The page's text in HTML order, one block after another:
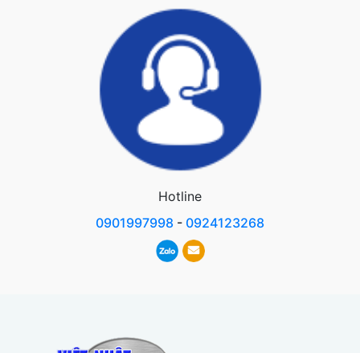
Hotline
0901997998 - 0924123268